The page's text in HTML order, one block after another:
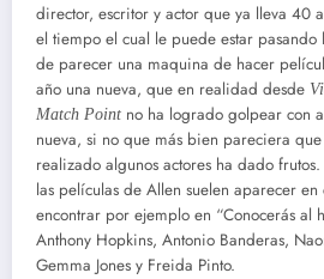
director, escritor y actor que ya lleva 40
el tiempo el cual le puede estar pasando
de parecer una maquina de hacer
año una nueva, que en realidad desde
Match Point no ha logrado golpear con
nueva, si no que más bien pareciera
realizado algunos actores ha dado frutos.
las películas de Allen suelen aparecer
encontrar por ejemplo en “Conocerás al
Anthony Hopkins, Antonio Banderas,
Gemma Jones y Freida Pinto.